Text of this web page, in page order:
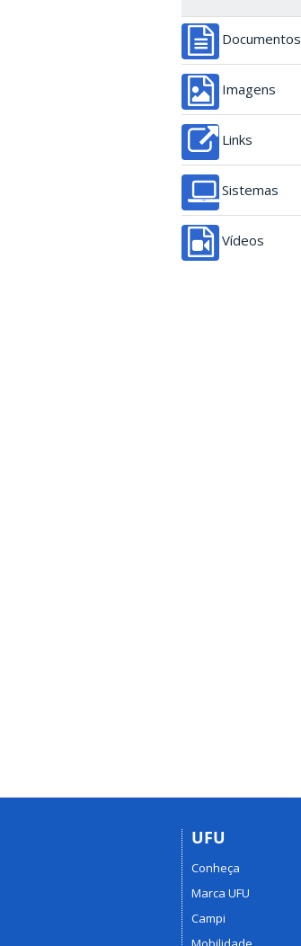
Documentos
Imagens
Links
Sistemas
Vídeos
UFU
Conheça
Marca UFU
Campi